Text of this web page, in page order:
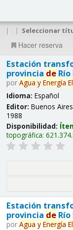
| | Seleccionar
Hacer reserva
Estación
provincia deRío
por Agua y Energía
Idioma: Español
Editor: Buenos
1988
Disponibilidad:
topográfica:
Estación
provincia deRío
por Agua y Energía